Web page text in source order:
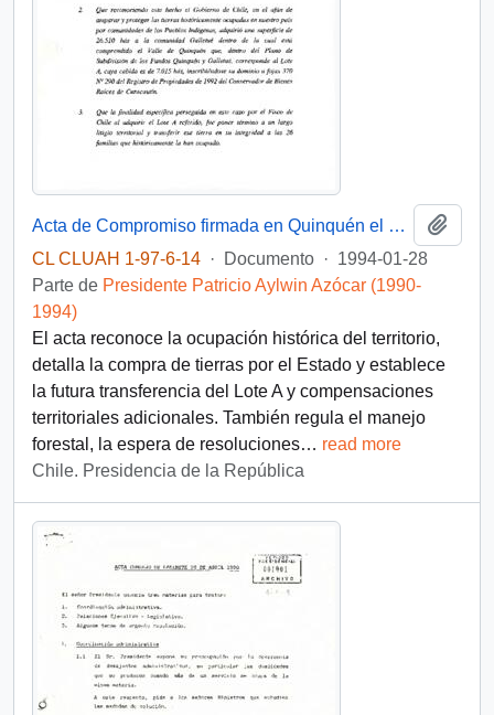
Acta de Compromiso firmada en Quinquén el 28 de enero de 1994, donde el Presidente Patricio Aylwin, ministros de Estado y el Director Nacional de CONADI formalizan acuerdos con 26 familias pehuenches del Valle de Quinquén
CL CLUAH 1-97-6-14 · Documento · 1994-01-28
Parte de Presidente Patricio Aylwin Azócar (1990-
1994)
El acta reconoce la ocupación histórica del territorio,
detalla la compra de tierras por el Estado y establece
la futura transferencia del Lote A y compensaciones
territoriales adicionales. También regula el manejo
forestal, la espera de resoluciones… read more
Chile. Presidencia de la República